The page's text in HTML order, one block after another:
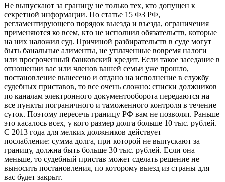
Не выпускают за границу не только тех, кто допущен к
секретной информации. По статье 15 ФЗ РФ,
регламентирующего порядок выезда и въезда, ограничения
применяются ко всем, кто не исполнил обязательств, которые
на них наложил суд. Причиной разбирательств в суде могут
быть банальные алименты, не уплаченные вовремя налоги
или просроченный банковский кредит. Если такое заседание в
отношении вас или членов вашей семьи уже прошло,
постановление вынесено и отдано на исполнение в службу
судебных приставов, то все очень сложно: списки должников
по каналам электронного документооборота передаются на
все пункты пограничного и таможенного контроля в течение
суток. Поэтому пересечь границу РФ вам не позволят. Раньше
это касалось всех, у кого размер долга больше 10 тыс. рублей.
С 2013 года для мелких должников действует
послабление: сумма долга, при которой не выпускают за
границу, должна быть больше 30 тыс. рублей. Если она
меньше, то судебный пристав может сделать решение не
выносить постановления, по которому выезд из страны для
вас будет закрыт.